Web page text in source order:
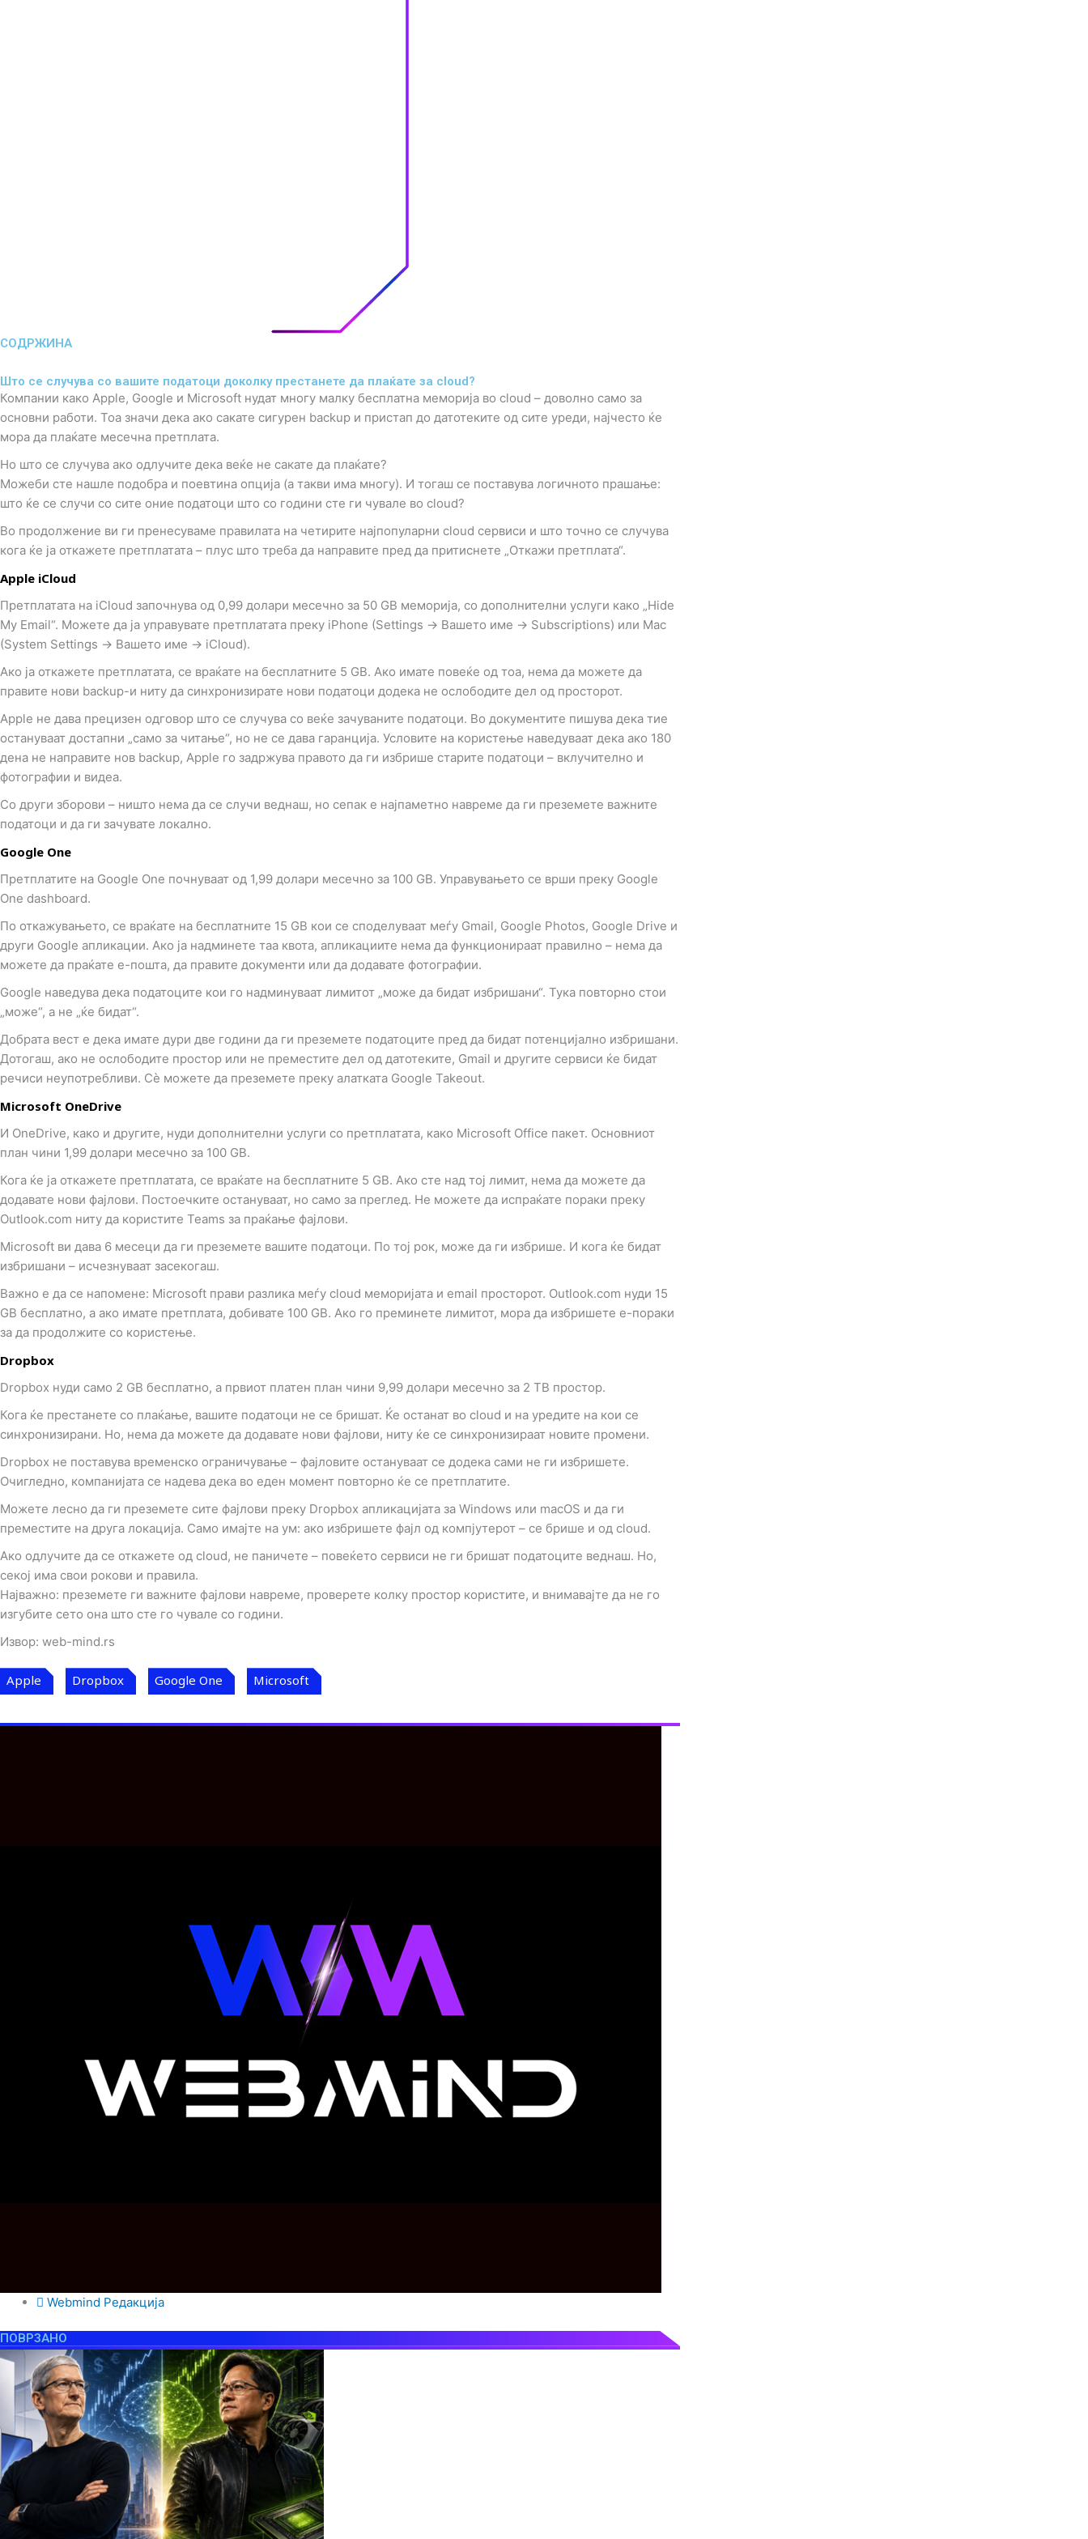
СОДРЖИНА
Што се случува со вашите податоци доколку престанете да плаќате за cloud?
Компании како Apple, Google и Microsoft нудат многу малку бесплатна меморија во cloud – доволно само за
основни работи. Тоа значи дека ако сакате сигурен backup и пристап до датотеките од сите уреди, најчесто ќе
мора да плаќате месечна претплата.
Но што се случува ако одлучите дека веќе не сакате да плаќате?
Можеби сте нашле подобра и поевтина опција (а такви има многу). И тогаш се поставува логичното прашање:
што ќе се случи со сите оние податоци што со години сте ги чувале во cloud?
Во продолжение ви ги пренесуваме правилата на четирите најпопуларни cloud сервиси и што точно се случува
кога ќе ја откажете претплатата – плус што треба да направите пред да притиснете „Откажи претплата“.
Apple iCloud
Претплатата на iCloud започнува од 0,99 долари месечно за 50 GB меморија, со дополнителни услуги како „Hide
My Email“. Можете да ја управувате претплатата преку iPhone (Settings → Вашето име → Subscriptions) или Mac
(System Settings → Вашето име → iCloud).
Ако ја откажете претплатата, се враќате на бесплатните 5 GB. Ако имате повеќе од тоа, нема да можете да
правите нови backup-и ниту да синхронизирате нови податоци додека не ослободите дел од просторот.
Apple не дава прецизен одговор што се случува со веќе зачуваните податоци. Во документите пишува дека тие
остануваат достапни „само за читање“, но не се дава гаранција. Условите на користење наведуваат дека ако 180
дена не направите нов backup, Apple го задржува правото да ги избрише старите податоци – вклучително и
фотографии и видеа.
Со други зборови – ништо нема да се случи веднаш, но сепак е најпаметно навреме да ги преземете важните
податоци и да ги зачувате локално.
Google One
Претплатите на Google One почнуваат од 1,99 долари месечно за 100 GB. Управувањето се врши преку Google
One dashboard.
По откажувањето, се враќате на бесплатните 15 GB кои се споделуваат меѓу Gmail, Google Photos, Google Drive и
други Google апликации. Ако ја надминете таа квота, апликациите нема да функционираат правилно – нема да
можете да праќате е-пошта, да правите документи или да додавате фотографии.
Google наведува дека податоците кои го надминуваат лимитот „може да бидат избришани“. Тука повторно стои
„може“, а не „ќе бидат“.
Добрата вест е дека имате дури две години да ги преземете податоците пред да бидат потенцијално избришани.
Дотогаш, ако не ослободите простор или не преместите дел од датотеките, Gmail и другите сервиси ќе бидат
речиси неупотребливи. Сè можете да преземете преку алатката Google Takeout.
Microsoft OneDrive
И OneDrive, како и другите, нуди дополнителни услуги со претплатата, како Microsoft Office пакет. Основниот
план чини 1,99 долари месечно за 100 GB.
Кога ќе ја откажете претплатата, се враќате на бесплатните 5 GB. Ако сте над тој лимит, нема да можете да
додавате нови фајлови. Постоечките остануваат, но само за преглед. Не можете да испраќате пораки преку
Outlook.com ниту да користите Teams за праќање фајлови.
Microsoft ви дава 6 месеци да ги преземете вашите податоци. По тој рок, може да ги избрише. И кога ќе бидат
избришани – исчезнуваат засекогаш.
Важно е да се напомене: Microsoft прави разлика меѓу cloud меморијата и email просторот. Outlook.com нуди 15
GB бесплатно, а ако имате претплата, добивате 100 GB. Ако го преминете лимитот, мора да избришете е-пораки
за да продолжите со користење.
Dropbox
Dropbox нуди само 2 GB бесплатно, а првиот платен план чини 9,99 долари месечно за 2 TB простор.
Кога ќе престанете со плаќање, вашите податоци не се бришат. Ќе останат во cloud и на уредите на кои се
синхронизирани. Но, нема да можете да додавате нови фајлови, ниту ќе се синхронизираат новите промени.
Dropbox не поставува временско ограничување – фајловите остануваат се додека сами не ги избришете.
Очигледно, компанијата се надева дека во еден момент повторно ќе се претплатите.
Можете лесно да ги преземете сите фајлови преку Dropbox апликацијата за Windows или macOS и да ги
преместите на друга локација. Само имајте на ум: ако избришете фајл од компјутерот – се брише и од cloud.
Ако одлучите да се откажете од cloud, не паничете – повеќето сервиси не ги бришат податоците веднаш. Но,
секој има свои рокови и правила.
Најважно: преземете ги важните фајлови навреме, проверете колку простор користите, и внимавајте да не го
изгубите сето она што сте го чувале со години.
Извор: web-mind.rs
Apple Dropbox Google One Microsoft
Webmind Редакција
ПОВРЗАНО